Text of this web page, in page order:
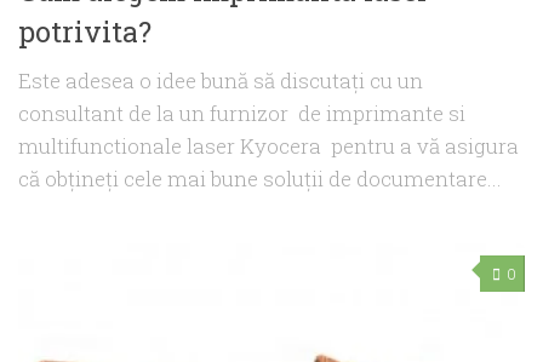
potrivita?
Este adesea o idee bună să discutați cu un
consultant de la un furnizor de imprimante si
multifunctionale laser Kyocera pentru a vă asigura
că obțineți cele mai bune soluții de documentare...
0